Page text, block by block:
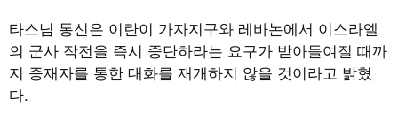
타스님 통신은 이란이 가자지구와 레바논에서 이스라엘
의 군사 작전을 즉시 중단하라는 요구가 받아들여질 때까
지 중재자를 통한 대화를 재개하지 않을 것이라고 밝혔
다.